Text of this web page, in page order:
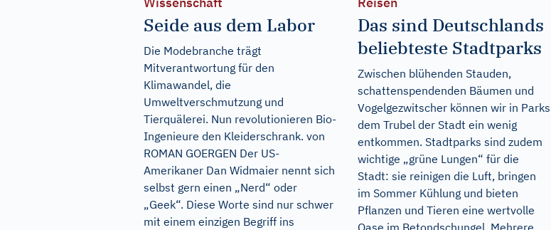
Seide aus dem Labor
Die Modebranche trägt
Mitverantwortung für den
Klimawandel, die
Umweltverschmutzung und
Tierquälerei. Nun revolutionieren Bio-
Ingenieure den Kleiderschrank. von
ROMAN GOERGEN Der US-
Amerikaner Dan Widmaier nennt sich
selbst gern einen „Nerd“ oder
„Geek“. Diese Worte sind nur schwer
mit einem einzigen Begriff ins
Das sind Deutschlands
beliebteste Stadtparks
Zwischen blühenden Stauden,
schattenspendenden Bäumen und
Vogelgezwitscher können wir in Parks
dem Trubel der Stadt ein wenig
entkommen. Stadtparks sind zudem
wichtige „grüne Lungen“ für die
Stadt: sie reinigen die Luft, bringen
im Sommer Kühlung und bieten
Pflanzen und Tieren eine wertvolle